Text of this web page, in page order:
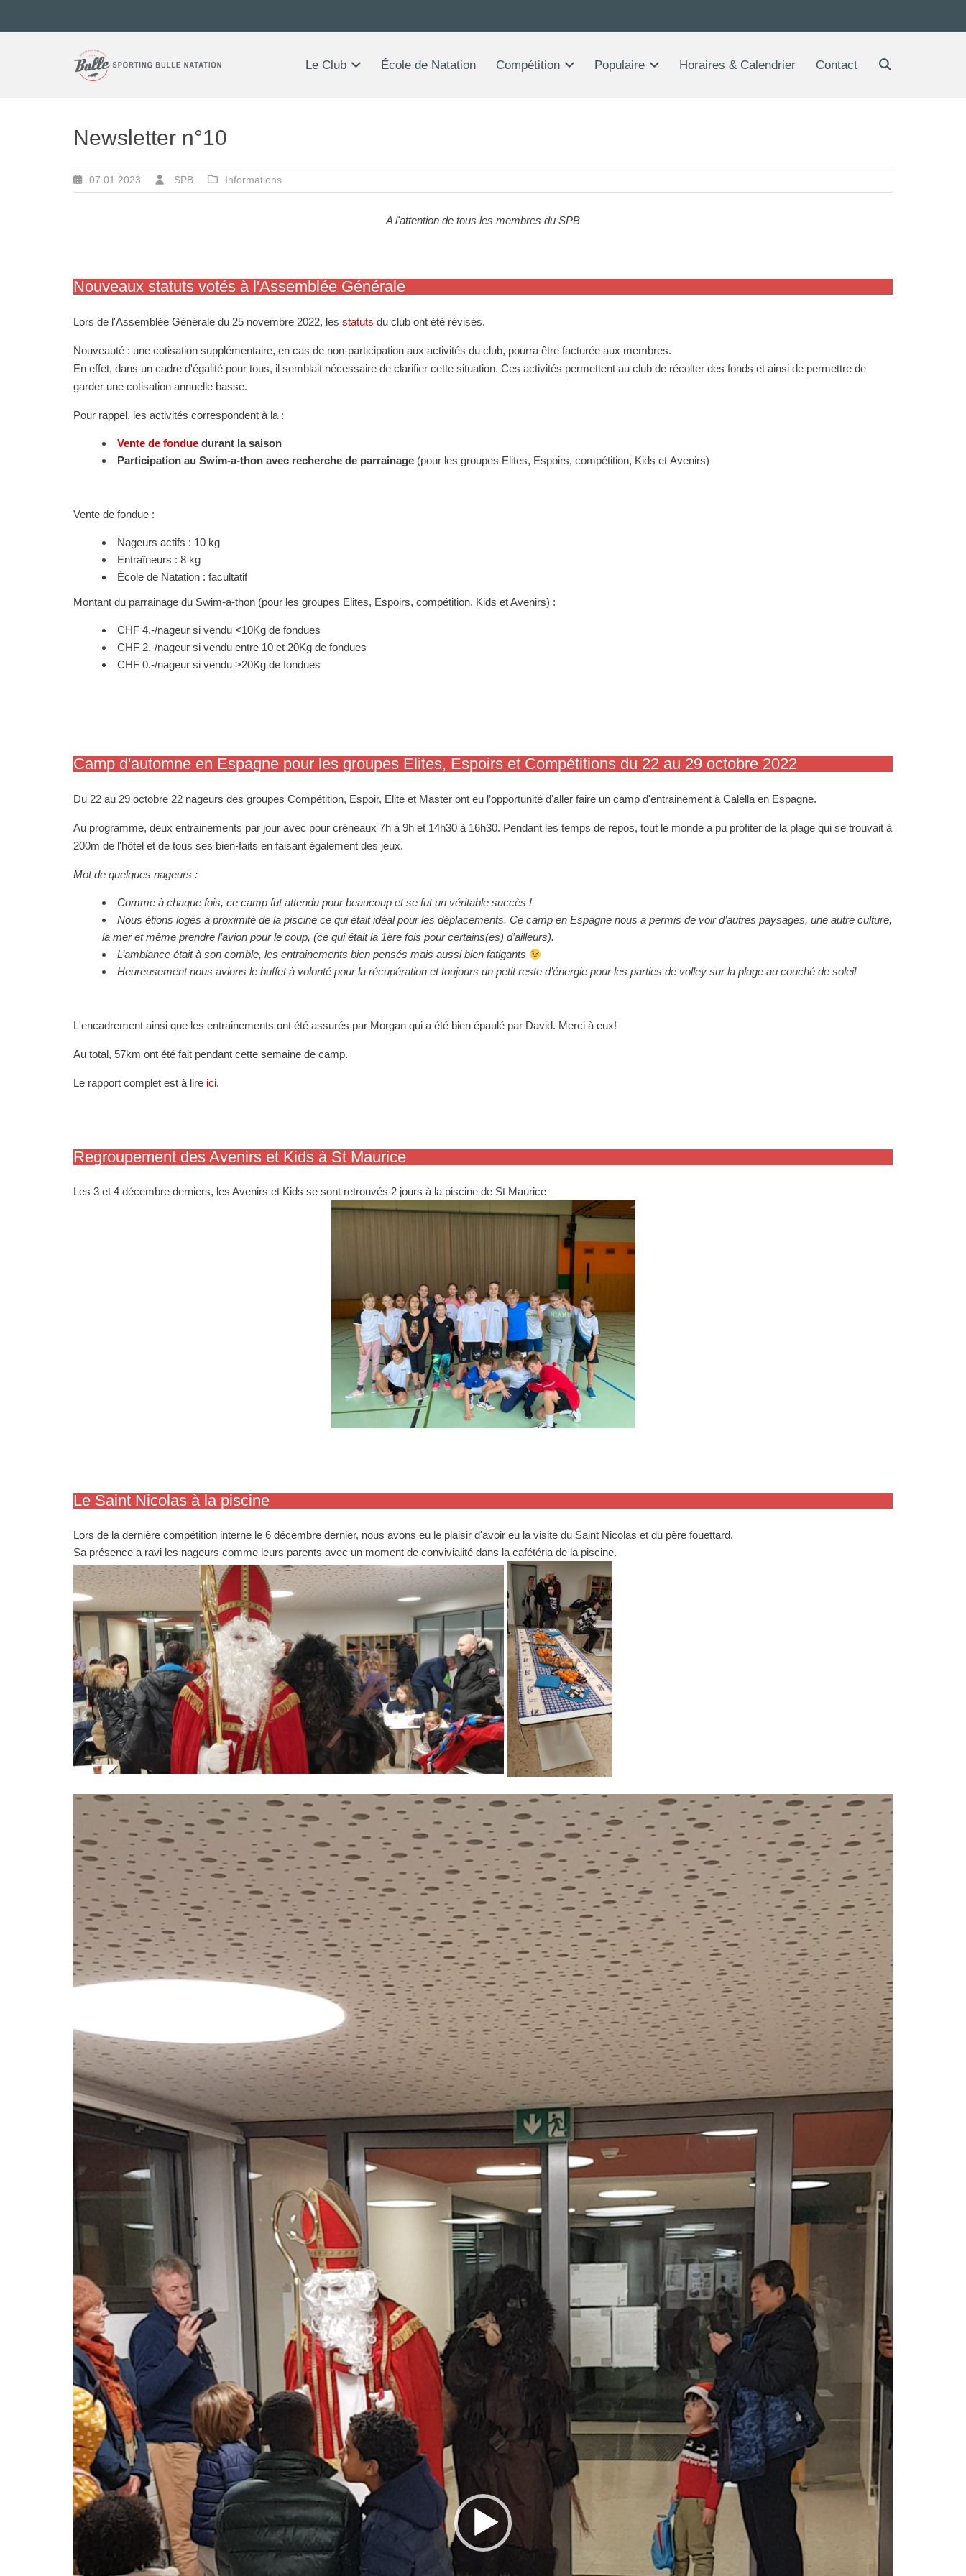
Le Club École de Natation Compétition Populaire Horaires & Calendrier Contact
Newsletter n°10
07.01.2023 SPB Informations
A l'attention de tous les membres du SPB
Nouveaux statuts votés à l'Assemblée Générale
Lors de l'Assemblée Générale du 25 novembre 2022, les statuts du club ont été révisés.
Nouveauté : une cotisation supplémentaire, en cas de non-participation aux activités du club, pourra être facturée aux membres.
En effet, dans un cadre d'égalité pour tous, il semblait nécessaire de clarifier cette situation. Ces activités permettent au club de récolter des fonds et ainsi de permettre de
garder une cotisation annuelle basse.
Pour rappel, les activités correspondent à la :
Vente de fondue durant la saison
Participation au Swim-a-thon avec recherche de parrainage (pour les groupes Elites, Espoirs, compétition, Kids et Avenirs)
Vente de fondue :
Nageurs actifs : 10 kg
Entraîneurs : 8 kg
École de Natation : facultatif
Montant du parrainage du Swim-a-thon (pour les groupes Elites, Espoirs, compétition, Kids et Avenirs) :
CHF 4.-/nageur si vendu <10Kg de fondues
CHF 2.-/nageur si vendu entre 10 et 20Kg de fondues
CHF 0.-/nageur si vendu >20Kg de fondues
Camp d'automne en Espagne pour les groupes Elites, Espoirs et Compétitions du 22 au 29 octobre 2022
Du 22 au 29 octobre 22 nageurs des groupes Compétition, Espoir, Elite et Master ont eu l’opportunité d'aller faire un camp d'entrainement à Calella en Espagne.
Au programme, deux entrainements par jour avec pour créneaux 7h à 9h et 14h30 à 16h30. Pendant les temps de repos, tout le monde a pu profiter de la plage qui se trouvait à
200m de l'hôtel et de tous ses bien-faits en faisant également des jeux.
Mot de quelques nageurs :
Comme à chaque fois, ce camp fut attendu pour beaucoup et se fut un véritable succès !
Nous étions logés à proximité de la piscine ce qui était idéal pour les déplacements. Ce camp en Espagne nous a permis de voir d’autres paysages, une autre culture,
la mer et même prendre l’avion pour le coup, (ce qui était la 1ère fois pour certains(es) d’ailleurs).
L’ambiance était à son comble, les entrainements bien pensés mais aussibien fatigants
Heureusement nous avions le buffet à volonté pour la récupération ettoujours un petit reste d’énergie pour les parties de volley sur la plage au couché de soleil
L'encadrement ainsi que les entrainements ont été assurés par Morgan qui a été bien épaulé par David. Merci à eux!
Au total, 57km ont été fait pendant cette semaine de camp.
Le rapport complet est à lire ici.
Regroupement des Avenirs et Kids à St Maurice
Les 3 et 4 décembre derniers, les Avenirs et Kids se sont retrouvés 2 jours à la piscine de St Maurice
Le Saint Nicolas à la piscine
Lors de la dernière compétition interne le 6 décembre dernier, nous avons eu le plaisir d'avoir eu la visite du Saint Nicolas et du père fouettard.
Sa présence a ravi les nageurs comme leurs parents avec un moment de convivialité dans la cafétéria de la piscine.
Lecteur
vidéo